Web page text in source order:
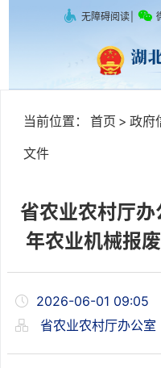
无障碍阅读
当前位置： 首页 > 政府
文件
省农业农村厅
年农业机械报
2026-06-01 09:05
省农业农村厅办公室